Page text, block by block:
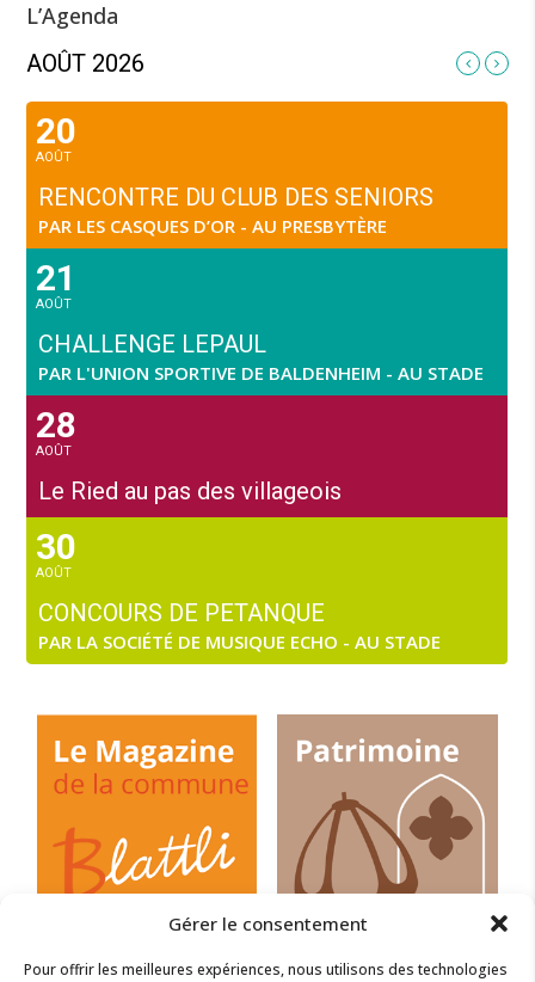
Gérer le consentement
Pour offrir les meilleures expériences, nous utilisons des technologies
L’Agenda
AOÛT 2026
20
AOÛT
RENCONTRE DU CLUB DES SENIORS
PAR LES CASQUES D’OR - AU PRESBYTÈRE
21
AOÛT
CHALLENGE LEPAUL
PAR L'UNION SPORTIVE DE BALDENHEIM - AU STADE
28
AOÛT
Le Ried au pas des villageois
30
AOÛT
CONCOURS DE PETANQUE
PAR LA SOCIÉTÉ DE MUSIQUE ECHO - AU STADE